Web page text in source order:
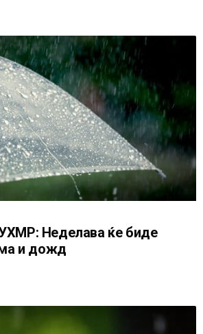
Неделава ќе биде
и дожд